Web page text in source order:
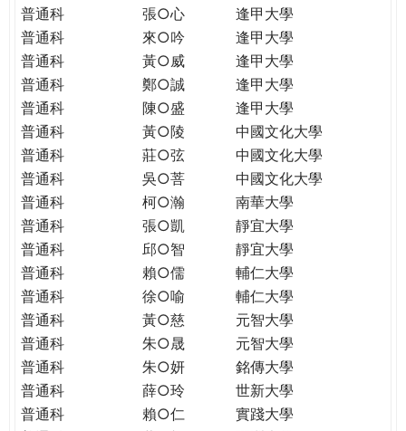
普通科
張○心
逢甲大學
普通科
來○吟
逢甲大學
普通科
黃○威
逢甲大學
普通科
鄭○誠
逢甲大學
普通科
陳○盛
逢甲大學
普通科
黃○陵
中國文化大學
普通科
莊○弦
中國文化大學
普通科
吳○菩
中國文化大學
普通科
柯○瀚
南華大學
普通科
張○凱
靜宜大學
普通科
邱○智
靜宜大學
普通科
賴○儒
輔仁大學
普通科
徐○喻
輔仁大學
普通科
黃○慈
元智大學
普通科
朱○晟
元智大學
普通科
朱○妍
銘傳大學
普通科
薛○玲
世新大學
普通科
賴○仁
實踐大學